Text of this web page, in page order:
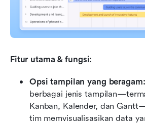
Fitur utama & fungsi:
Opsi tampilan yang beragam:
berbagai jenis
Kanban, Kalender, dan
tim memvisualisasikan data